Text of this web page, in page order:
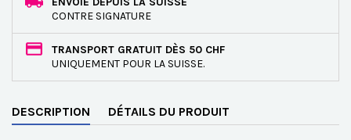
CONTRE SIGNATURE
TRANSPORT GRATUIT DÈS 50 CHF
UNIQUEMENT POUR LA SUISSE.
DESCRIPTION DÉTAILS DU PRODUIT